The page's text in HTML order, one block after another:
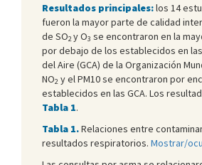
Resultados principales:los 14
fueron la mayor parte de calidad
de SO2y O3 se encontraron en la
por debajo de los establecidos en
del Aire (GCA) de la Organización
NO2 y el PM10 se encontraron por
establecidos en las GCA. Los
Tabla 1.
Tabla 1.Relaciones entre
resultados respiratorios. Mostrar/